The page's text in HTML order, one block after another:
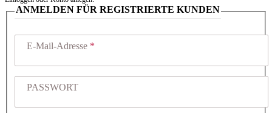
ANMELDEN FÜR REGISTRIERTE KUNDEN
E-Mail-Adresse
PASSWORT